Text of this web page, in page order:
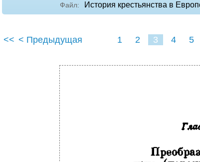
Файл: История крестьянства в
<< < Предыдущая 1 2 3 4 5